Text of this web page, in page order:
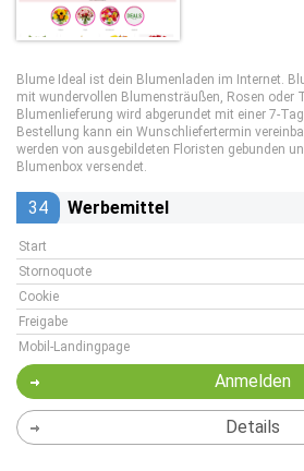
Blume Ideal ist dein Blumenladen im Internet.
mit wundervollen Blumensträußen, Rosen oder
Blumenlieferung wird abgerundet mit einer 7-
Bestellung kann ein Wunschliefertermin
werden von ausgebildeten Floristen gebunden
Blumenbox versendet.
34 Werbemittel
Start
Stornoquote
Cookie
Freigabe
Mobil-Landingpage
Anmelden
Details